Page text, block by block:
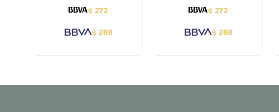
$ 272
$ 288
$ 272
$ 288